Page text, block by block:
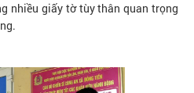
nhiều giấy tờ tùy thân quan trọng